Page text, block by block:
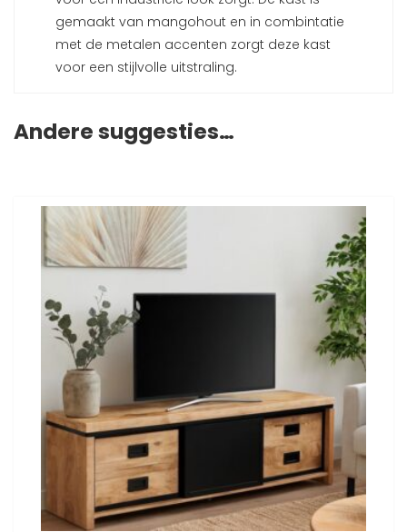
gemaakt van mangohout en in combintatie
met de metalen accenten zorgt deze kast
voor een stijlvolle uitstraling.
Andere suggesties…